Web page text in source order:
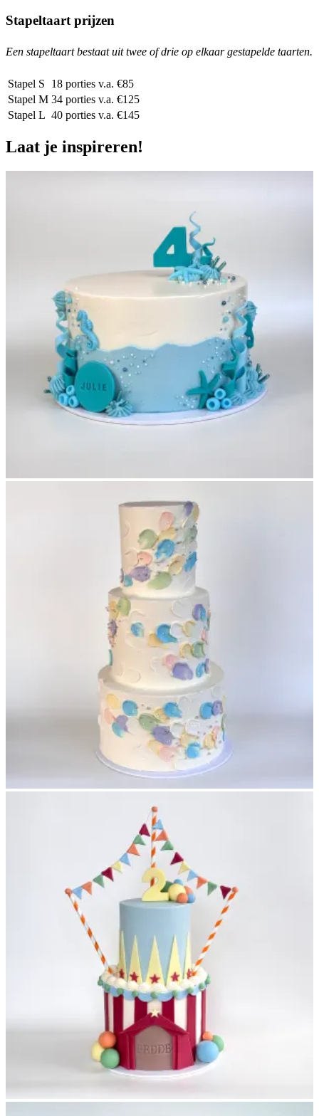
Stapeltaart prijzen
Een stapeltaart bestaat uit twee of drie op elkaar gestapelde taarten.
Stapel S 18 porties v.a. €85
Stapel M 34 porties v.a. €125
Stapel L 40 porties v.a. €145
Laat je inspireren!